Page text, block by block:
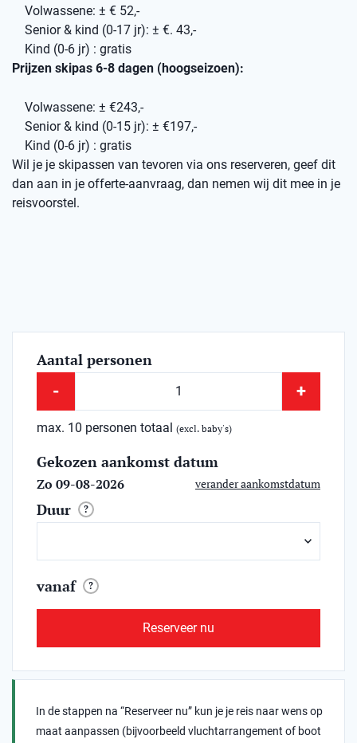
Volwassene: ± € 52,-
Senior & kind (0-17 jr): ± €. 43,-
Kind (0-6 jr) : gratis
Prijzen skipas 6-8 dagen (hoogseizoen):
Volwassene: ± €243,-
Senior & kind (0-15 jr): ± €197,-
Kind (0-6 jr) : gratis
Wil je je skipassen van tevoren via ons reserveren, geef dit
dan aan in je offerte-aanvraag, dan nemen wij dit mee in je
reisvoorstel.
Aantal personen
- +
max. 10 personen totaal (excl. baby's)
Gekozen aankomst datum
Zo 09-08-2026 verander aankomstdatum
Duur ?
vanaf ?
Reserveer nu
In de stappen na “Reserveer nu” kun je je reis naar wens op
maat aanpassen (bijvoorbeeld vluchtarrangement of boot